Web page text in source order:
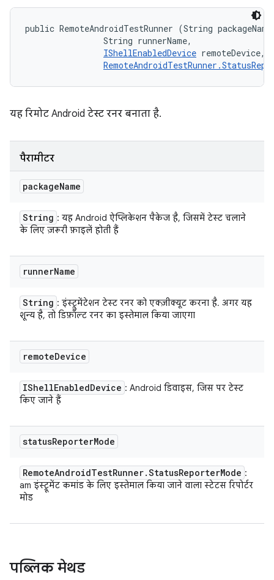
public RemoteAndroidTestRunner (String
                String runnerName,
IShellEnabledDevice remoteDevice,
यह रिमोट Android टेस्ट रनर बनाता है.
पैरामीटर
packageName
String : यह Android ऐप्लिकेशन पैकेज है, जिसमें टेस्ट चलाने
के लिए ज़रूरी फ़ाइलें होती हैं
runnerName
String : इंस्ट्रुमेंटेशन टेस्ट रनर को एक्ज़ीक्यूट करना है. अगर यह
शून्य है, तो डिफ़ॉल्ट रनर का इस्तेमाल किया जाएगा
remoteDevice
IShellEnabledDevice : Android डिवाइस, जिस पर टेस्ट
किए जाने हैं
statusReporterMode
RemoteAndroidTestRunner.StatusReporterMode :
am इंस्ट्रूमेंट कमांड के लिए इस्तेमाल किया जाने वाला स्टेटस रिपोर्टर
मोड
पब्लिक मेथड